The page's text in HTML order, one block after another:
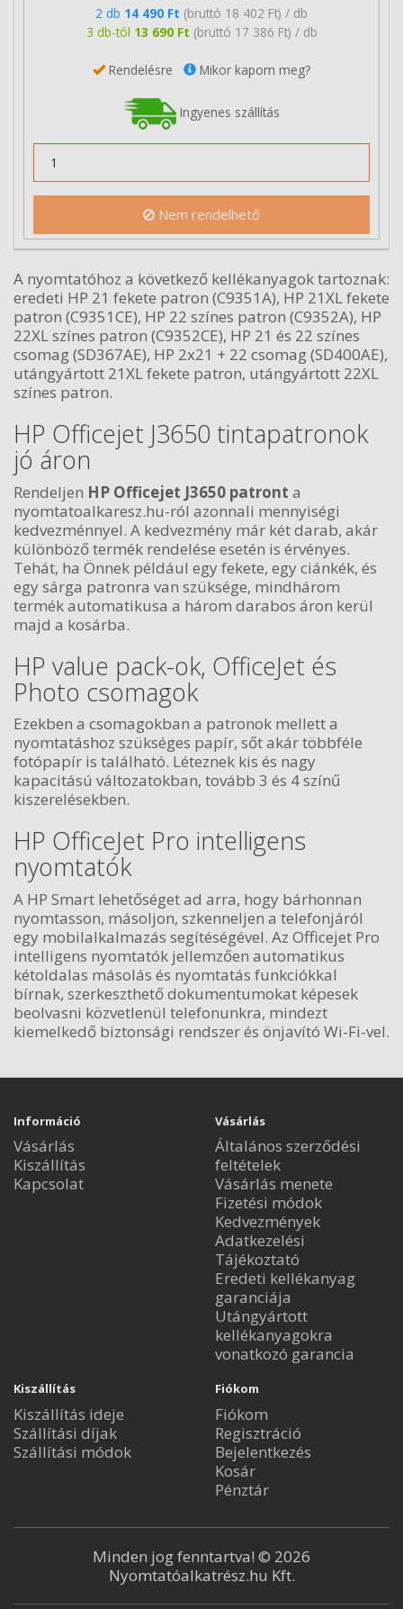
2 db 14 490 Ft (bruttó 18 402 Ft) / db
3 db-tól 13 690 Ft (bruttó 17 386 Ft) / db
Rendelésre Mikor kapom meg?
Ingyenes szállítás
Nem rendelhető
A nyomtatóhoz a következő kellékanyagok tartoznak:
eredeti HP 21 fekete patron (C9351A), HP 21XL fekete
patron (C9351CE), HP 22 színes patron (C9352A), HP
22XL színes patron (C9352CE), HP 21 és 22 színes
csomag (SD367AE), HP 2x21 + 22 csomag (SD400AE),
utángyártott 21XL fekete patron, utángyártott 22XL
színes patron.
HP Officejet J3650 tintapatronok
jó áron
Rendeljen HP Officejet J3650 patront a
nyomtatoalkaresz.hu-ról azonnali mennyiségi
kedvezménnyel. A kedvezmény már két darab, akár
különböző termék rendelése esetén is érvényes.
Tehát, ha Önnek például egy fekete, egy ciánkék, és
egy sárga patronra van szüksége, mindhárom
termék automatikusa a három darabos áron kerül
majd a kosárba.
HP value pack-ok, OfficeJet és
Photo csomagok
Ezekben a csomagokban a patronok mellett a
nyomtatáshoz szükséges papír, sőt akár többféle
fotópapír is található. Léteznek kis és nagy
kapacitású változatokban, tovább 3 és 4 színű
kiszerelésekben.
HP OfficeJet Pro intelligens
nyomtatók
A HP Smart lehetőséget ad arra, hogy bárhonnan
nyomtasson, másoljon, szkenneljen a telefonjáról
egy mobilalkalmazás segítéségével. Az Officejet Pro
intelligens nyomtatók jellemzően automatikus
kétoldalas másolás és nyomtatás funkciókkal
bírnak, szerkeszthető dokumentumokat képesek
beolvasni közvetlenül telefonunkra, mindezt
kiemelkedő biztonsági rendszer és önjavító Wi-Fi-vel.
Információ
Vásárlás
Kiszállítás
Kapcsolat
Vásárlás
Általános szerződési
feltételek
Vásárlás menete
Fizetési módok
Kedvezmények
Adatkezelési
Tájékoztató
Eredeti kellékanyag
garanciája
Utángyártott
kellékanyagokra
vonatkozó garancia
Kiszállítás
Kiszállítás ideje
Szállítási díjak
Szállítási módok
Fiókom
Fiókom
Regisztráció
Bejelentkezés
Kosár
Pénztár
Minden jog fenntartva! © 2026
Nyomtatóalkatrész.hu Kft.